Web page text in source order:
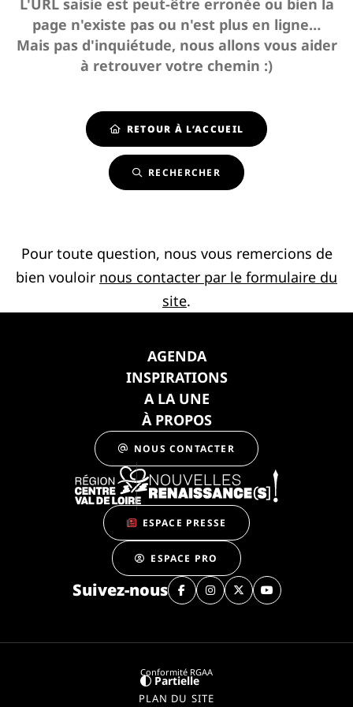
L'URL saisie est peut-être erronée ou bien la
page n'existe pas ou n'est plus en ligne…
Mais pas d'inquiétude, nous allons vous aider
à retrouver votre chemin :)
RETOUR À L’ACCUEIL
RECHERCHER
Pour toute question, nous vous remercions de
bien vouloir nous contacter par le formulaire du
site.
AGENDA
INSPIRATIONS
A LA UNE
À PROPOS
NOUS CONTACTER
ESPACE PRESSE
ESPACE PRO
Suivez-nous
Conformité RGAA
Partielle
PLAN DU SITE